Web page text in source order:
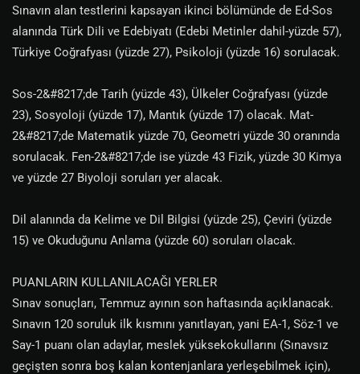
Sınavın alan testlerini kapsayan ikinci bölümünde de Ed-Sos
alanında Türk Dili ve Edebiyatı (Edebi Metinler dahil-yüzde 57),
Türkiye Coğrafyası (yüzde 27), Psikoloji (yüzde 16) sorulacak.
Sos-2&#8217;de Tarih (yüzde 43), Ülkeler Coğrafyası (yüzde
23), Sosyoloji (yüzde 17), Mantık (yüzde 17) olacak. Mat-
2&#8217;de Matematik yüzde 70, Geometri yüzde 30 oranında
sorulacak. Fen-2&#8217;de ise yüzde 43 Fizik, yüzde 30 Kimya
ve yüzde 27 Biyoloji soruları yer alacak.
Dil alanında da Kelime ve Dil Bilgisi (yüzde 25), Çeviri (yüzde
15) ve Okuduğunu Anlama (yüzde 60) soruları olacak.
PUANLARIN KULLANILACAĞI YERLER
Sınav sonuçları, Temmuz ayının son haftasında açıklanacak.
Sınavın 120 soruluk ilk kısmını yanıtlayan, yani EA-1, Söz-1 ve
Say-1 puanı olan adaylar, meslek yüksekokullarını (Sınavsız
geçişten sonra boş kalan kontenjanlara yerleşebilmek için),